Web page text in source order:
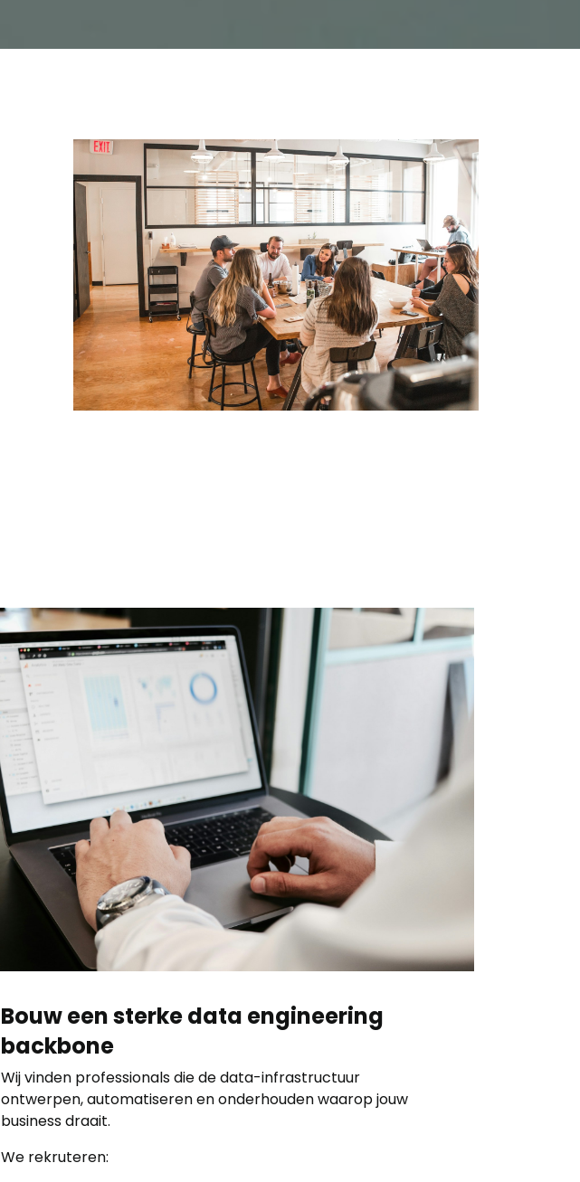
Bouw een sterke data engineering
backbone
Wij vinden professionals die de data-infrastructuur
ontwerpen, automatiseren en onderhouden waarop jouw
business draait.
We rekruteren: